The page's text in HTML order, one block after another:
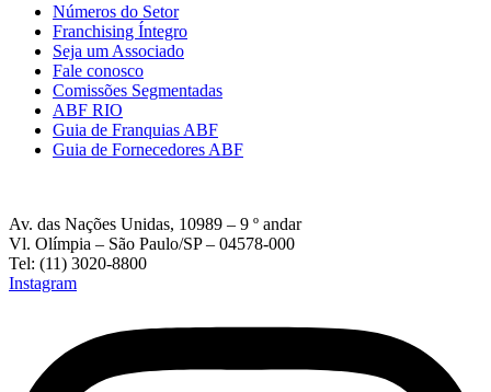
Números do Setor
Franchising Íntegro
Seja um Associado
Fale conosco
Comissões Segmentadas
ABF RIO
Guia de Franquias ABF
Guia de Fornecedores ABF
Av. das Nações Unidas, 10989 – 9 º andar
Vl. Olímpia – São Paulo/SP – 04578-000
Tel: (11) 3020-8800
Instagram